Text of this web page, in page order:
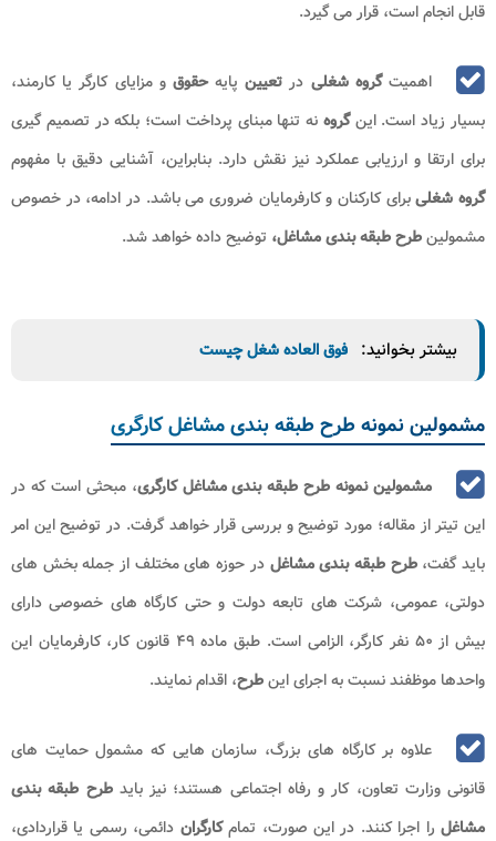
قابل انجام است، قرار می ‌گیرد.
اهمیتگروه شغلی در تعیینپایهحقوقو مزایای کارگر یا کارمند،
بسیار زیاد است. اینگروه نه ‌تنها مبنای پرداخت است؛ بلکه در تصمیم ‌گیری
برای ارتقا و ارزیابی عملکرد نیز نقش دارد. بنابراین، آشنایی دقیق با مفهوم
گروه شغلیبرای کارکنان و کارفرمایان ضروری می باشد. در ادامه، در خصوص
مشمولینطرح طبقه بندی مشاغل، توضیح داده خواهد شد.
بیشتر بخوانید: فوق العاده شغل چیست
مشمولین نمونه طرح طبقه بندی مشاغل کارگری
مشمولین نمونه طرح طبقه بندی مشاغل کارگری، مبحثی است که در
این تیتر از مقاله؛ مورد توضیح و بررسی قرار خواهد گرفت. در توضیح این امر
باید گفت،طرح طبقه بندی مشاغلدر حوزه‌ های مختلف از جمله بخش‌ های
دولتی، عمومی، شرکت ‌های تابعه دولت و حتی کارگاه‌ های خصوصی دارای
بیش از ۵۰ نفر کارگر، الزامی است. طبق ماده ۴۹ قانون کار، کارفرمایان این
واحدها موظفند نسبت به اجرای اینطرح، اقدام نمایند.
علاوه بر کارگاه ‌های بزرگ، سازمان‌ هایی که مشمول حمایت‌ های
قانونی وزارت تعاون، کار و رفاه اجتماعی هستند؛ نیز بایدطرح طبقه بندی
مشاغل را اجرا کنند. در این صورت، تمامکارگران دائمی، رسمی یا قراردادی،